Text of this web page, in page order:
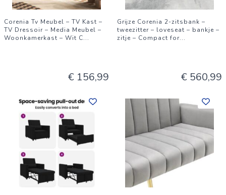
Corenia Tv Meubel – TV Kast –
TV Dressoir – Media Meubel –
Woonkamerkast – Wit C...
€ 156,99
Grijze Corenia 2-zitsbank –
tweezitter – loveseat – bankje –
zitje – Compact for...
€ 560,99